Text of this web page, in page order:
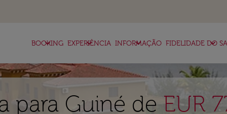
BOOKING
keyboard_arrow_down EXPERIÊNCIA
keyboard_arrow_down INFORMAÇÃO
keyboard_arrow_down FIDELIDADE DO
keyboard_arrow_down
para Guiné de EUR